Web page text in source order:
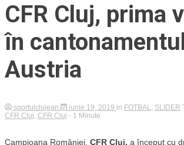
CFR Cluj, prima
în
Austria
sportulclujean iunie 19, 2019 in FOTBAL SLIDER
CFR Cluj CFR Cluj - 1 Minute
Campioana României, CFR Cluj, a început cu